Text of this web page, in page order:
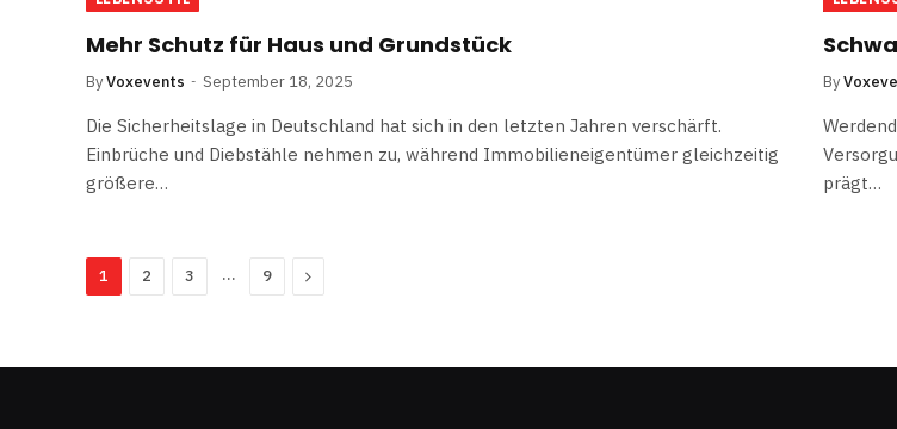
Mehr Schutz für Haus und Grundstück
ByVoxevents September 18, 2025
Die Sicherheitslage in Deutschland hat sich in den letzten Jahren verschärft.
Einbrüche und Diebstähle nehmen zu, während Immobilieneigentümer gleichzeitig
größere…
By
prägt…
1 2 3 … 9 Next